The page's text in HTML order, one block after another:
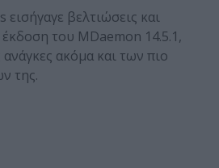
βελτιώσεις και
του MDaemon 14.5.1,
ακόμα και των πιο
της.